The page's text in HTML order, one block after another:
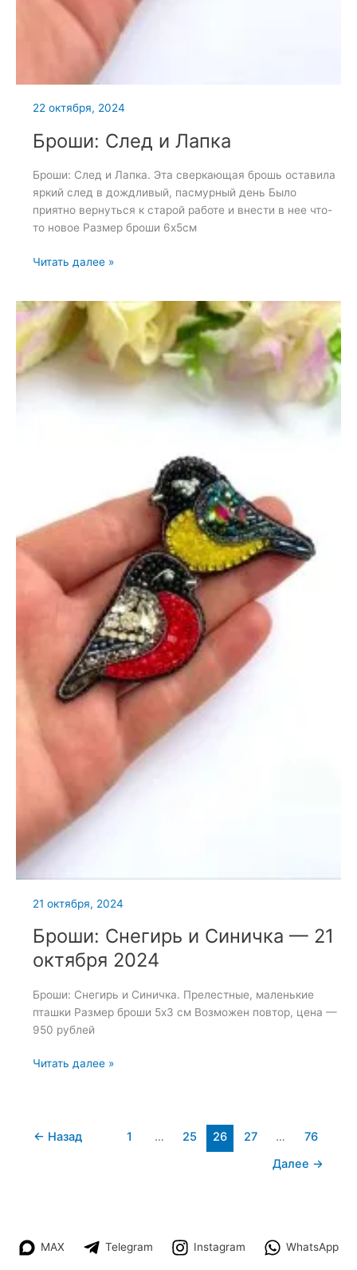
22 октября, 2024
Броши: След и Лапка
Броши: След и Лапка. Эта сверкающая брошь оставила
яркий след в дождливый, пасмурный день Было
приятно вернуться к старой работе и внести в нее что-
то новое Размер броши 6х5см
Броши:
Лапка
Читать далее »
21 октября, 2024
Броши: Снегирь и Синичка — 21
октября 2024
Броши: Снегирь и Синичка. Прелестные, маленькие
пташки Размер броши 5х3 см Возможен повтор, цена —
950 рублей
Броши:
—
Читать далее »
← Назад 1 … 25 26 27 …
76
Далее →
MAX Telegram Instagram WhatsApp